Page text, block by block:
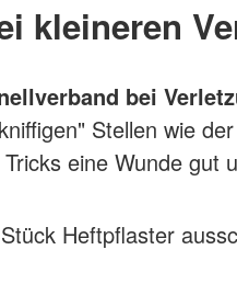
kleineren
bei
Stellen wie
eine Wunde gut
Heftpflaster